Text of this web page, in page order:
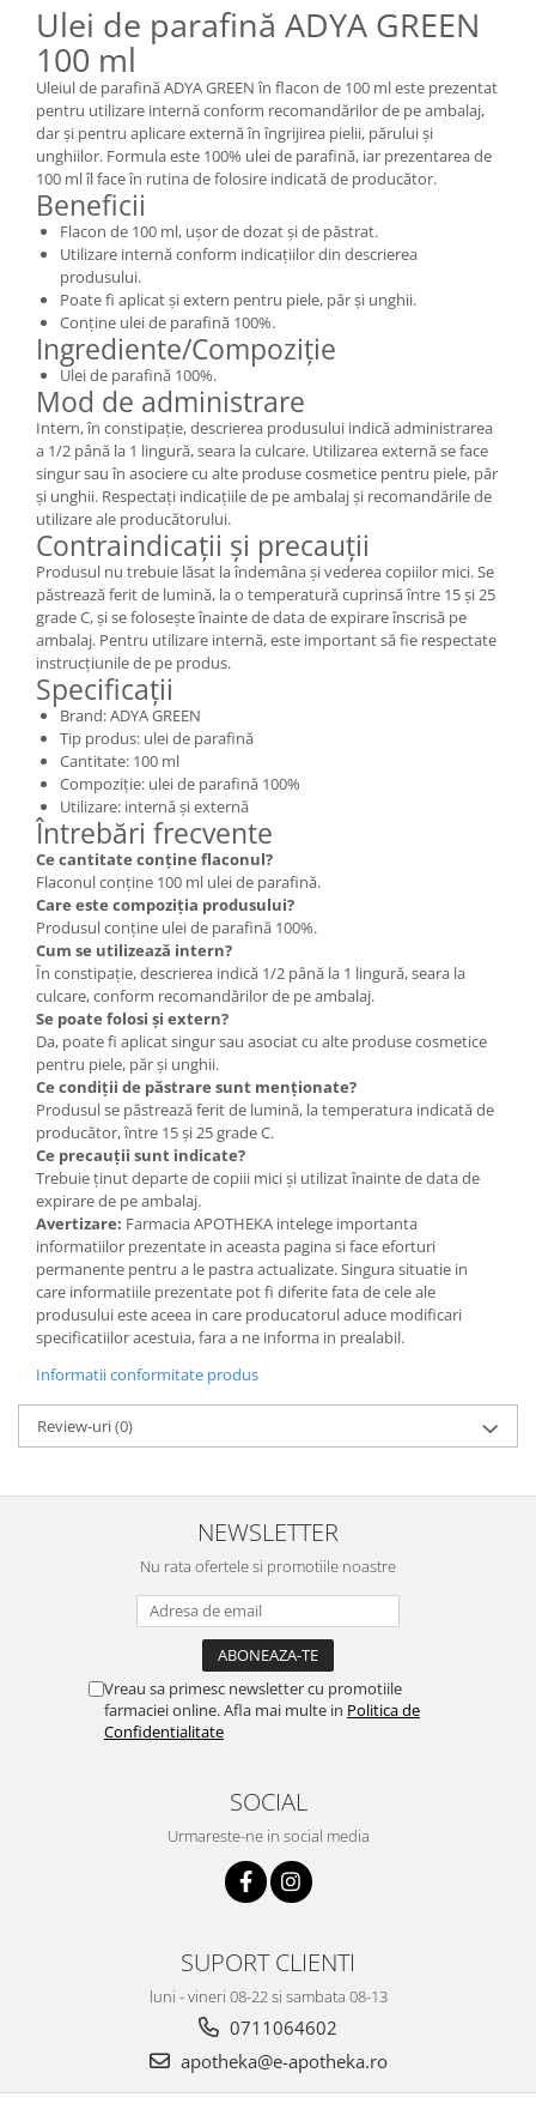
Ulei de parafină ADYA GREEN
100 ml
Uleiul de parafină ADYA GREEN în flacon de 100 ml este prezentat
pentru utilizare internă conform recomandărilor de pe ambalaj,
dar și pentru aplicare externă în îngrijirea pielii, părului și
unghiilor. Formula este 100% ulei de parafină, iar prezentarea de
100 ml îl face în rutina de folosire indicată de producător.
Beneficii
Flacon de 100 ml, ușor de dozat și de păstrat.
Utilizare internă conform indicațiilor din descrierea
produsului.
Poate fi aplicat și extern pentru piele, păr și unghii.
Conține ulei de parafină 100%.
Ingrediente/Compoziție
Ulei de parafină 100%.
Mod de administrare
Intern, în constipație, descrierea produsului indică administrarea
a 1/2 până la 1 lingură, seara la culcare. Utilizarea externă se face
singur sau în asociere cu alte produse cosmetice pentru piele, păr
și unghii. Respectați indicațiile de pe ambalaj și recomandările de
utilizare ale producătorului.
Contraindicații și precauții
Produsul nu trebuie lăsat la îndemâna și vederea copiilor mici. Se
păstrează ferit de lumină, la o temperatură cuprinsă între 15 și 25
grade C, și se folosește înainte de data de expirare înscrisă pe
ambalaj. Pentru utilizare internă, este important să fie respectate
instrucțiunile de pe produs.
Specificații
Brand: ADYA GREEN
Tip produs: ulei de parafină
Cantitate: 100 ml
Compoziție: ulei de parafină 100%
Utilizare: internă și externă
Întrebări frecvente
Ce cantitate conține flaconul?
Flaconul conține 100 ml ulei de parafină.
Care este compoziția produsului?
Produsul conține ulei de parafină 100%.
Cum se utilizează intern?
În constipație, descrierea indică 1/2 până la 1 lingură, seara la
culcare, conform recomandărilor de pe ambalaj.
Se poate folosi și extern?
Da, poate fi aplicat singur sau asociat cu alte produse cosmetice
pentru piele, păr și unghii.
Ce condiții de păstrare sunt menționate?
Produsul se păstrează ferit de lumină, la temperatura indicată de
producător, între 15 și 25 grade C.
Ce precauții sunt indicate?
Trebuie ținut departe de copiii mici și utilizat înainte de data de
expirare de pe ambalaj.
Avertizare: Farmacia APOTHEKA intelege importanta
informatiilor prezentate in aceasta pagina si face eforturi
permanente pentru a le pastra actualizate. Singura situatie in
care informatiile prezentate pot fi diferite fata de cele ale
produsului este aceea in care producatorul aduce modificari
specificatiilor acestuia, fara a ne informa in prealabil.
Informatii conformitate produs
Review-uri(0)
NEWSLETTER
Nu rata ofertele si promotiile noastre
Vreau sa primesc newsletter cu promotiile
farmaciei online. Afla mai multe in Politica de
Confidentialitate
SOCIAL
Urmareste-ne in social media
SUPORT CLIENTI
luni - vineri 08-22 si sambata 08-13
0711064602
apotheka@e-apotheka.ro